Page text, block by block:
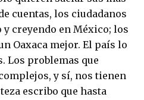
cuentas, los ciudadanos
y creyendo en México; los
Oaxaca mejor. El país lo
Los problemas que
y sí, nos tienen
escribo que hasta